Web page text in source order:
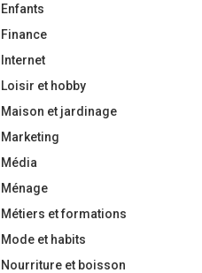
Enfants
Finance
Internet
Loisir et hobby
Maison et jardinage
Marketing
Média
Ménage
Métiers et formations
Mode et habits
Nourriture et boisson